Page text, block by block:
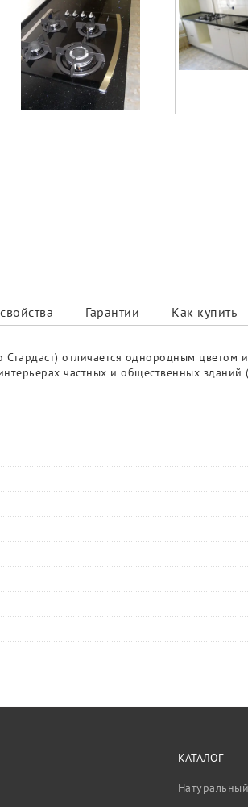
Гарантии Как купить
отличается однородным цветом
частных и общественных
КАТАЛОГ